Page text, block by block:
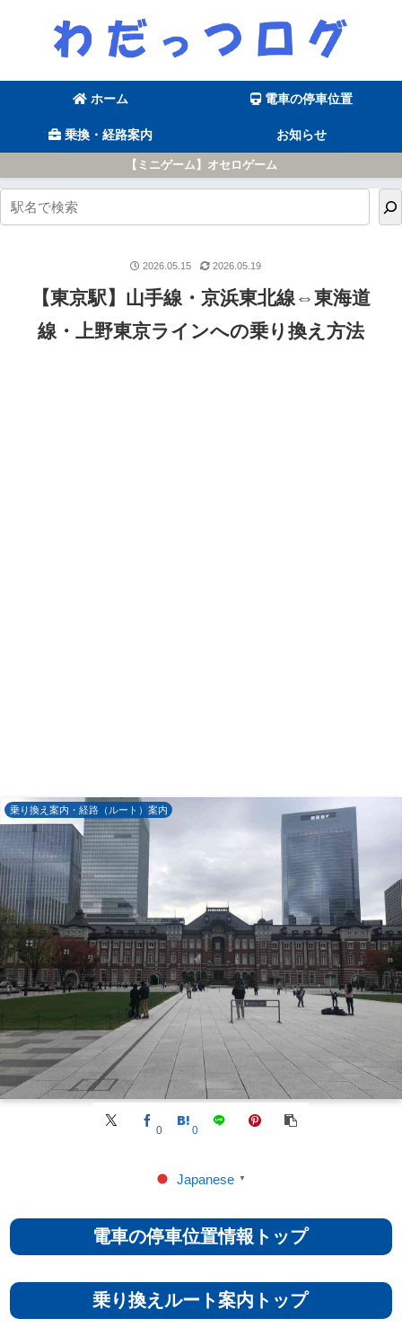
ホーム 電車の停車位置
乗換・経路案内 お知らせ
【ミニゲーム】オセロゲーム
【東京駅】山手線・京浜東北線⇔東海道
線・上野東京ラインへの乗り換え方法
乗り換え案内・経路（ルート）案内
0 0
2026.05.15 2026.05.19
Japanese ▼
電車の停車位置情報トップ
乗り換えルート案内トップ